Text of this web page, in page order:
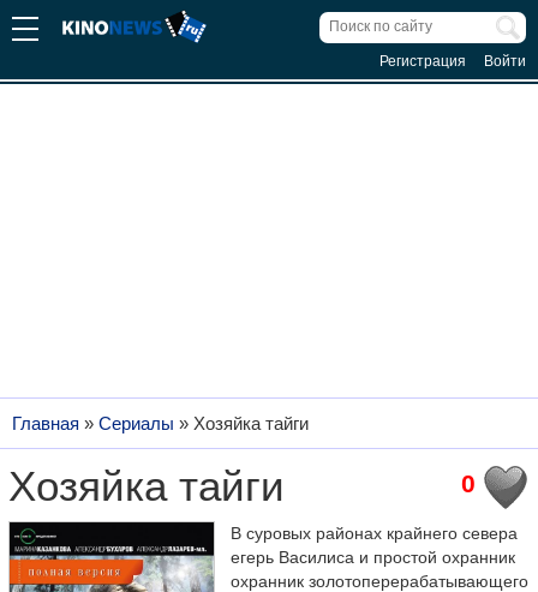
Регистрация Войти
Главная » Сериалы » Хозяйка тайги
0
Хозяйка тайги
В суровых районах крайнего севера
егерь Василиса и простой охранник
охранник золотоперерабатывающего